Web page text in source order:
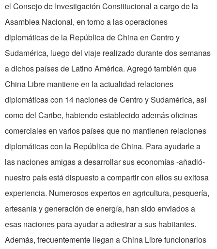
el Consejo de Investigación Constitucional a cargo de la
Asamblea Nacional, en torno a las operaciones
diplomáticas de la República de China en Centro y
Sudamérica, luego del viaje realizado durante dos semanas
a dichos países de Latino América. Agregó también que
China Libre mantiene en la actualidad relaciones
diplomáticas con 14 naciones de Centro y Sudamérica, así
como del Caribe, habiendo establecido además oficinas
comerciales en varios países que no mantienen relaciones
diplomáticas con la República de China. Para ayudarle a
las naciones amigas a desarrollar sus economías -añadió-
nuestro país está dispuesto a compartir con ellos su exitosa
experiencia. Numerosos expertos en agricultura, pesquería,
artesanía y generación de energía, han sido enviados a
esas naciones para ayudar a adiestrar a sus habitantes.
Además, frecuentemente llegan a China Libre funcionarios